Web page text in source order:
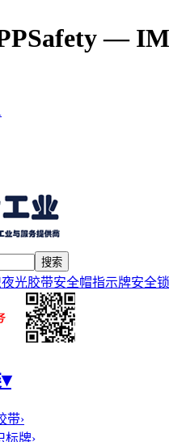
—
搜索
夜光胶带安全帽指示牌安全
▾
带›
标牌›